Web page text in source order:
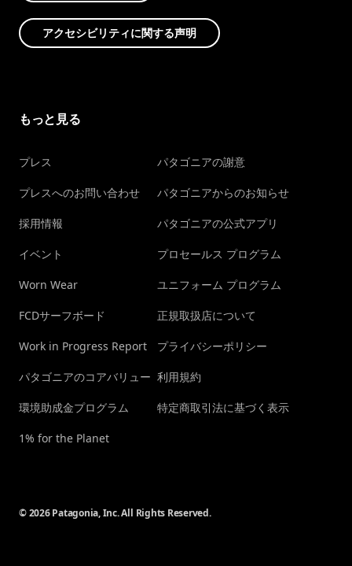
アクセシビリティに関する声明
もっと見る
プレス
プレスへのお問い合わせ
採用情報
イベント
Worn Wear
FCDサーフボード
Work in Progress Report
パタゴニアのコアバリュー
環境助成金プログラム
1% for the Planet
パタゴニアの謝意
パタゴニアからのお知らせ
パタゴニアの公式アプリ
プロセールス プログラム
ユニフォーム プログラム
正規取扱店について
プライバシーポリシー
利用規約
特定商取引法に基づく表示
© 2026 Patagonia, Inc. All Rights Reserved.